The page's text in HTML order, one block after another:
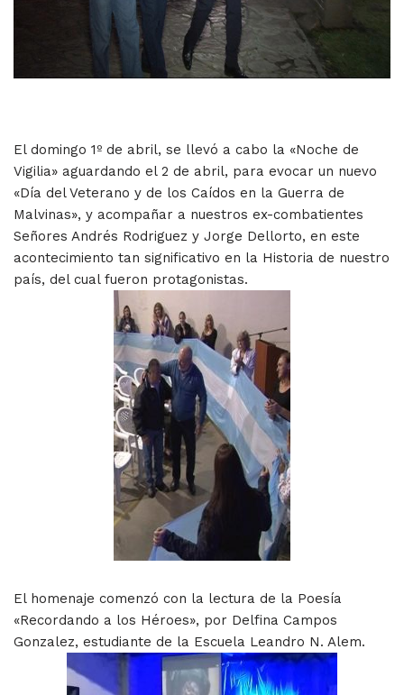
El domingo 1º de abril, se llevó a cabo la «Noche de
Vigilia» aguardando el 2 de abril, para evocar un nuevo
«Día del Veterano y de los Caídos en la Guerra de
Malvinas», y acompañar a nuestros ex-combatientes
Señores Andrés Rodriguez y Jorge Dellorto, en este
acontecimiento tan significativo en la Historia de nuestro
país, del cual fueron protagonistas.
El homenaje comenzó con la lectura de la Poesía
«Recordando a los Héroes», por Delfina Campos
Gonzalez, estudiante de la Escuela Leandro N. Alem.